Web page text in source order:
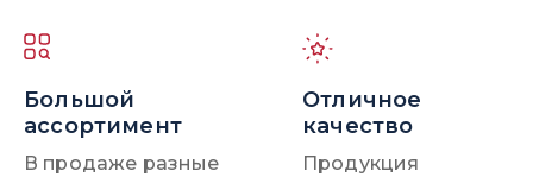
Большой
ассортимент
В продаже разные
Отличное
качество
Продукция